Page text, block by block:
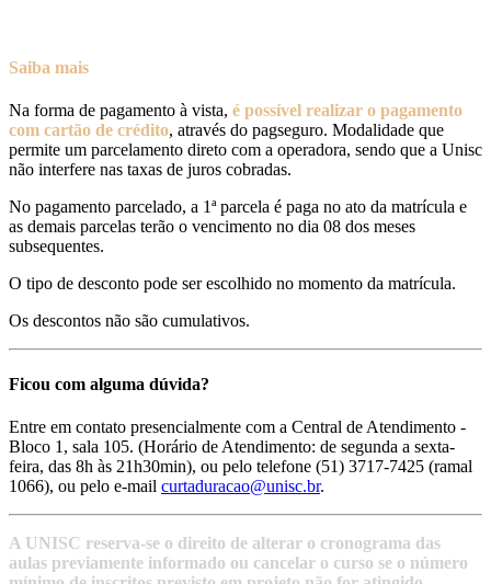
Saiba mais
Na forma de pagamento à vista, é possível realizar o pagamento
com cartão de crédito, através do pagseguro. Modalidade que
permite um parcelamento direto com a operadora, sendo que a Unisc
não interfere nas taxas de juros cobradas.
No pagamento parcelado, a 1ª parcela é paga no ato da matrícula e
as demais parcelas terão o vencimento no dia 08 dos meses
subsequentes.
O tipo de desconto pode ser escolhido no momento da matrícula.
Os descontos não são cumulativos.
Ficou com alguma dúvida?
Entre em contato presencialmente com a Central de Atendimento -
Bloco 1, sala 105. (Horário de Atendimento: de segunda a sexta-
feira, das 8h às 21h30min), ou pelo telefone (51) 3717-7425 (ramal
1066), ou pelo e-mail curtaduracao@unisc.br.
A UNISC reserva-se o direito de alterar o cronograma das
aulas previamente informado ou cancelar o curso se o número